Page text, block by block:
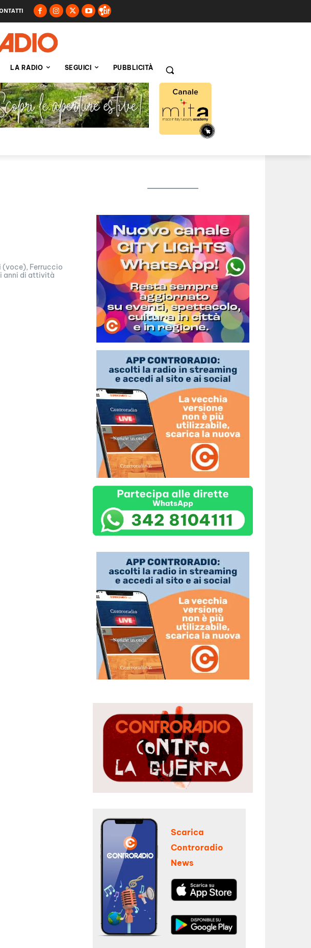
LA RADIO SEGUICI PUBBLICITÀ
(voce), Ferruccio
anni di attività
Scarica
Controradio
News